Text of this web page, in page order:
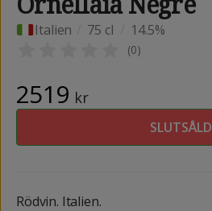
Italien 75 cl 14.5%
(0)
2519 kr
SLUTSÅLD
Rödvin. Italien.